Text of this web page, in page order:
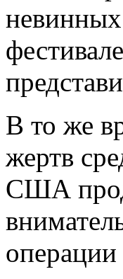
В то же
жертв
США
операции